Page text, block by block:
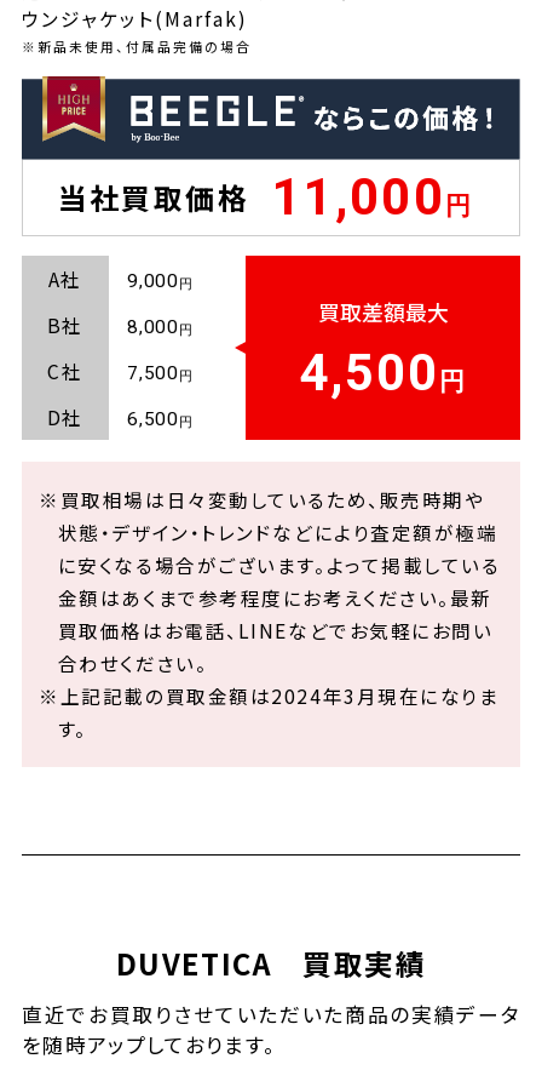
ウンジャケット(Marfak)
※新品未使用、付属品完備の場合
当社買取価格 11,000
A社 9,000
B社 8,000
C社 7,500
D社 6,500
買取差額最大
4,500
※買取相場は日々変動しているため、販売時期や
状態・デザイン・トレンドなどにより査定額が極端
に安くなる場合がございます。よって掲載している
金額はあくまで参考程度にお考えください。最新
買取価格はお電話、LINEなどでお気軽にお問い
合わせください。
※上記記載の買取金額は2024年3月現在になりま
す。
DUVETICA 買取実績
直近でお買取りさせていただいた商品の実績データ
を随時アップしております。